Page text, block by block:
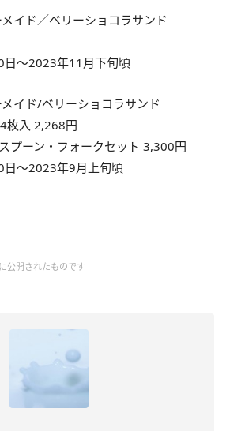
イド／ベリーショコラサンド
～2023年11月下旬頃
イド/ベリーショコラサンド
枚入 2,268円
プーン・フォークセット 3,300円
～2023年9月上旬頃
公開されたものです